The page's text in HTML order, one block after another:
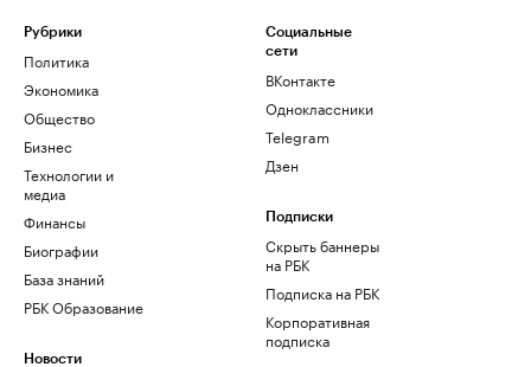
Рубрики
Политика
Экономика
Общество
Бизнес
Технологии и
медиа
Финансы
Биографии
База знаний
РБК Образование
Новости
Социальные
сети
ВКонтакте
Одноклассники
Telegram
Дзен
Подписки
Скрыть баннеры
на РБК
Подписка на РБК
Корпоративная
подписка